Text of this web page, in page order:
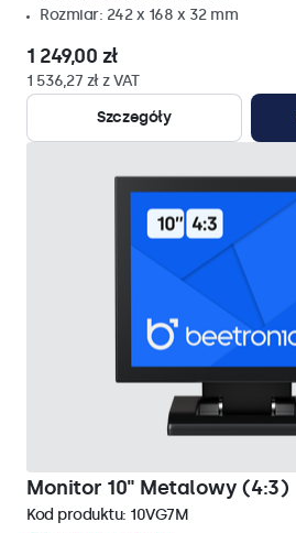
Rozmiar: 242 x 168 x 32 mm
1 249,00 zł
1 536,27 zł z VAT
Szczegóły
Monitor 10" Metalowy (4:3)
Kod produktu: 10VG7M